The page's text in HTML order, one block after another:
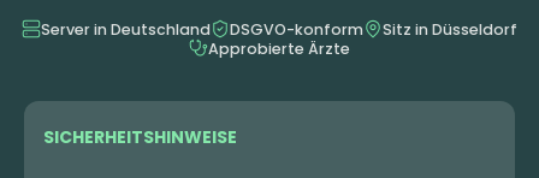
Server in Deutschland DSGVO-konform
Sitz in Düsseldorf
Approbierte Ärzte
SICHERHEITSHINWEISE